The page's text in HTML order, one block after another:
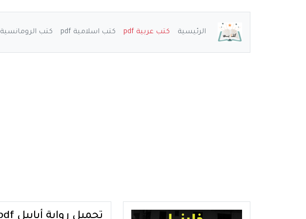
الرئيسية كتب عربية pdf كتب اسلامية pdf كتب الرومانسية pdf
تحميل رواية أبابيل pdf للكاتب أحمد آل حمدان